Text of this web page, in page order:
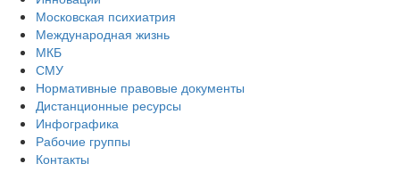
Московская психиатрия
Международная жизнь
МКБ
СМУ
Нормативные правовые документы
Дистанционные ресурсы
Инфографика
Рабочие группы
Контакты